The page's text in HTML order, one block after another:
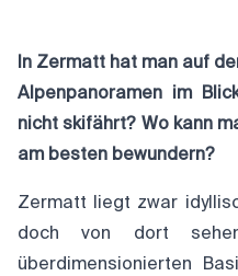
In Zermatt hat man auf
Alpenpanoramen im
nicht skifährt? Wo kann
am besten bewundern?
Zermatt liegt zwar
doch von dort
überdimensionierten